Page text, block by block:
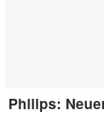
Philips: